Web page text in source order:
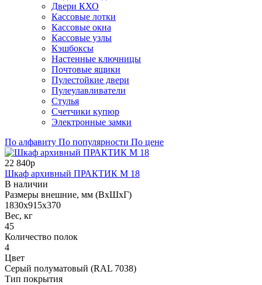
Двери КХО
Кассовые лотки
Кассовые окна
Кассовые узлы
Кэшбоксы
Настенные ключницы
Почтовые ящики
Пулестойкие двери
Пулеулавливатели
Стулья
Счетчики купюр
Электронные замки
По алфавиту По популярности По цене
22 840р
Шкаф архивный ПРАКТИК М 18
В наличии
Размеры внешние, мм (ВхШхГ)
1830x915x370
Вес, кг
45
Количество полок
4
Цвет
Серый полуматовый (RAL 7038)
Тип покрытия